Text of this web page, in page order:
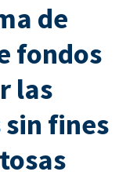
de
fondos
las
fines